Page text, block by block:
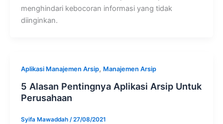
menghindari kebocoran informasi yang tidak
diinginkan.
Aplikasi Manajemen Arsip, Manajemen Arsip
5 Alasan Pentingnya Aplikasi Arsip Untuk
Perusahaan
Syifa Mawaddah /27/08/2021